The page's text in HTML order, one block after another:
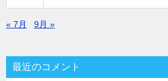
« 7月 9月 »
最近のコメント